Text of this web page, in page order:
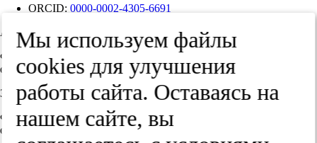
ORCID: 0000-0002-4305-6691
Артемьева А.С.
ФГБУ «Национальный медицинский исследовательский центр
онкологии им. Н.Н. Петрова» Минздрава России
Загоруйко В.А.
ФГБУ «Национальный медицинский исследовательский центр
онкологии им. Н.Н. Петрова» Минздрава России
Мы используем файлы
cооkies для улучшения
работы сайта. Оставаясь на
нашем сайте, вы